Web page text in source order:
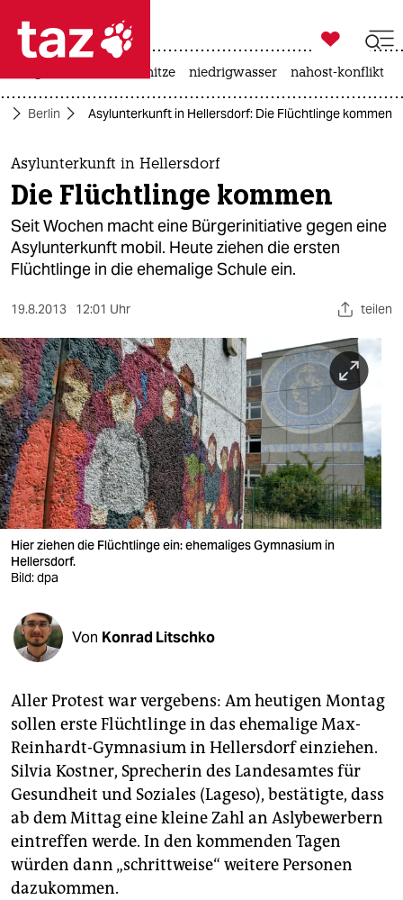
 taz zahl ich
taz zahl ich
themen
politik
öko
gesellschaft
sport
berlin
nord
wahrheit
verlag
verlag
shop
fragen & hilfe
unterstützen
abo
genossenschaft
epaper login

taz zahl ich
hitze niedrigwasser nahost-konflikt
Berlin Asylunterkunft in Hellersdorf: Die Flüchtlinge kommen
Asylunterkunft in Hellersdorf
Die Flüchtlinge kommen
Seit Wochen macht eine Bürgerinitiative gegen eine
Asylunterkunft mobil. Heute ziehen die ersten
Flüchtlinge in die ehemalige Schule ein.
19.8.2013 12:01 Uhr teilen
Hier ziehen die Flüchtlinge ein: ehemaliges Gymnasium in
Hellersdorf.
Bild: dpa
Von Konrad Litschko
Aller Protest war vergebens: Am heutigen Montag
sollen erste Flüchtlinge in das ehemalige Max-
Reinhardt-Gymnasium in Hellersdorf einziehen.
Silvia Kostner, Sprecherin des Landesamtes für
Gesundheit und Soziales (Lageso), bestätigte, dass
ab dem Mittag eine kleine Zahl an Aslybewerbern
eintreffen werde. In den kommenden Tagen
würden dann „schrittweise“ weitere Personen
dazukommen.